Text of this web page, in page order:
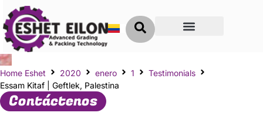
Home Eshet 2020 enero 1
Testimonials
Essam Kitaf | Geftlek, Palestina
Contáctenos